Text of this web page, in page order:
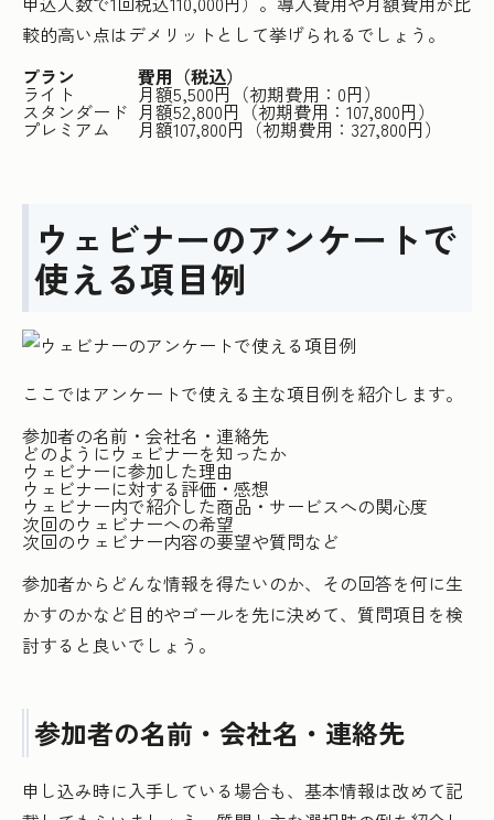
較的高い点はデメリットとして挙げられるでしょう。
プラン
費用（税込）
ライト 月額5,500円（初期費用：0円）
スタンダード 月額52,800円（初期費用：107,800円）
プレミアム 月額107,800円（初期費用：327,800円）
ウェビナーのアンケートで
使える項目例
ここではアンケートで使える主な項目例を紹介します。
参加者の名前・会社名・連絡先
どのようにウェビナーを知ったか
ウェビナーに参加した理由
ウェビナーに対する評価・感想
ウェビナー内で紹介した商品・サービスへの関心度
次回のウェビナーへの希望
次回のウェビナー内容の要望や質問など
参加者からどんな情報を得たいのか、その回答を何に生
かすのかなど目的やゴールを先に決めて、質問項目を検
討すると良いでしょう。
参加者の名前・会社名・連絡先
申し込み時に入手している場合も、基本情報は改めて記